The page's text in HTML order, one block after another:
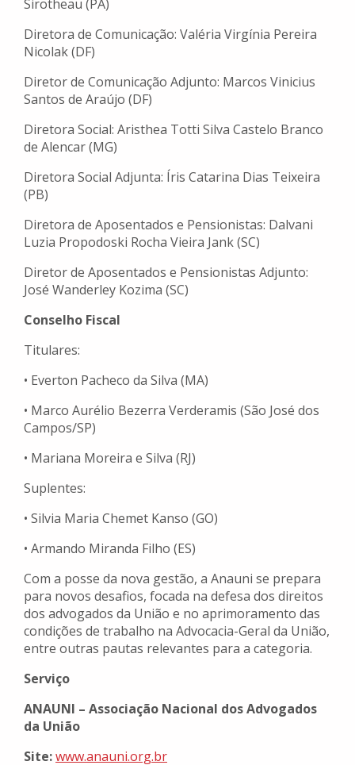
Sirotheau (PA)
Diretora de Comunicação: Valéria Virgínia Pereira
Nicolak (DF)
Diretor de Comunicação Adjunto: Marcos Vinicius
Santos de Araújo (DF)
Diretora Social: Aristhea Totti Silva Castelo Branco
de Alencar (MG)
Diretora Social Adjunta: Íris Catarina Dias Teixeira
(PB)
Diretora de Aposentados e Pensionistas: Dalvani
Luzia Propodoski Rocha Vieira Jank (SC)
Diretor de Aposentados e Pensionistas Adjunto:
José Wanderley Kozima (SC)
Conselho Fiscal
Titulares:
• Everton Pacheco da Silva (MA)
• Marco Aurélio Bezerra Verderamis (São José dos
Campos/SP)
• Mariana Moreira e Silva (RJ)
Suplentes:
• Silvia Maria Chemet Kanso (GO)
• Armando Miranda Filho (ES)
Com a posse da nova gestão, a Anauni se prepara
para novos desafios, focada na defesa dos direitos
dos advogados da União e no aprimoramento das
condições de trabalho na Advocacia-Geral da União,
entre outras pautas relevantes para a categoria.
Serviço
ANAUNI – Associação Nacional dos Advogados
da União
Site:www.anauni.org.br